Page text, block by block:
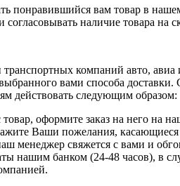
понравившийся вам товар в
наличие товара на
транспортных компаний авто,
вами способа
действовать следующим образом:
оформите заказ на него на
Ваши пожелания, касающиеся
менеджер свяжется с вами и
нашим банком (24-48 часов), в